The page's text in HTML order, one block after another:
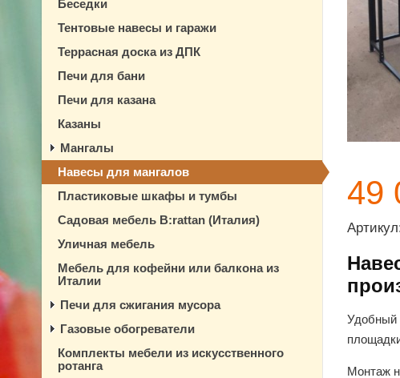
49
Удобный
Монтаж
Беседки
Тентовые навесы и гаражи
Террасная доска из ДПК
Печи для бани
Печи для казана
Казаны
Мангалы
Навесы для мангалов
Пластиковые шкафы и тумбы
Садовая мебель B:rattan (Италия)
Уличная мебель
Мебель для кофейни или балкона из
Италии
Печи для сжигания мусора
Газовые обогреватели
Комплекты мебели из искусственного
ротанга